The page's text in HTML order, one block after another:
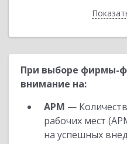
При выборе фирмы-
внимание на:
АРМ —
рабочих мест
на успешных